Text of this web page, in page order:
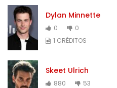
Dylan Minnette
0
0
1 CRÉDITOS
Skeet Ulrich
880
53